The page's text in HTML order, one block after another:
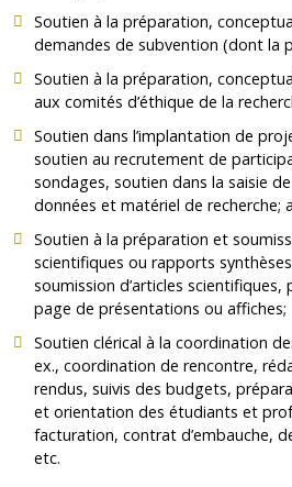
Soutien à la préparation,
demandes de subvention (dont la
Soutien à la préparation,
aux comités d’éthique de la
Soutien dans l’implantation de
soutien au recrutement de
sondages, soutien dans la saisie
données et matériel de recherche;
Soutien à la préparation et
scientifiques ou rapports
soumission d’articles
page de présentations ou affiches;
Soutien clérical à la coordination
ex., coordination de rencontre,
rendus, suivis des budgets,
et orientation des étudiants et
facturation, contrat d’embauche,
etc.